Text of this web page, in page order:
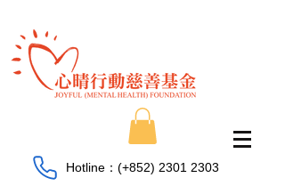
Hotline：​​(+852) 2301 2303